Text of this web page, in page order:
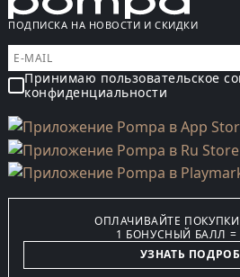
ПОДПИСКА НА НОВОСТИ И СКИДКИ
Принимаю пользовательское
конфиденциальности
ОПЛАЧИВАЙТЕ
1 БОНУСНЫЙ БАЛЛ =
УЗНАТЬ